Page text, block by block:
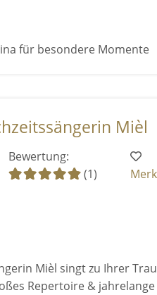
für besondere Momente
Mièl
Bewertung:
(1)
Mièl singt zu Ihrer
Repertoire &